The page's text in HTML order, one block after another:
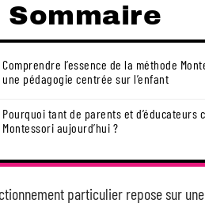
Sommaire
Comprendre l’essence de la méthode
une pédagogie centrée sur l’enfant
Pourquoi tant de parents et d’éducateurs
Montessori aujourd’hui ?
particulier repose sur